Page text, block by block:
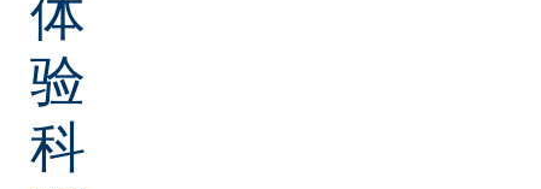
验
科